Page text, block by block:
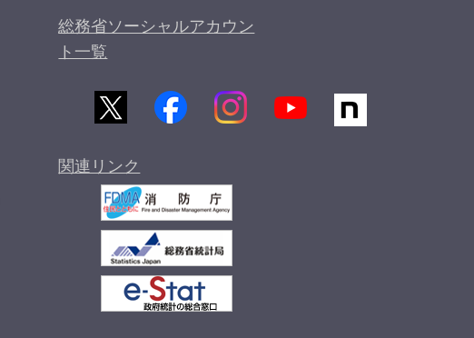
総務省ソーシャルアカウン
ト一覧
関連リンク